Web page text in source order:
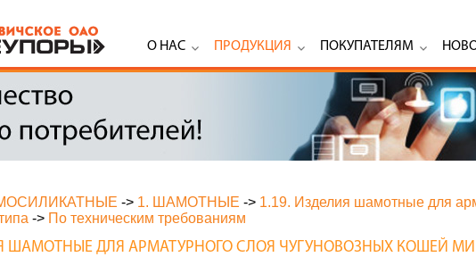
О НАС ПРОДУКЦИЯ ПОКУПАТЕЛЯМ
-> 1. ШАМОТНЫЕ -> 1.19. Изделия шамотные для
-> По техническим требованиям
ШАМОТНЫЕ ДЛЯ АРМАТУРНОГО СЛОЯ ЧУГУНОВОЗНЫХ КОШЕЙ